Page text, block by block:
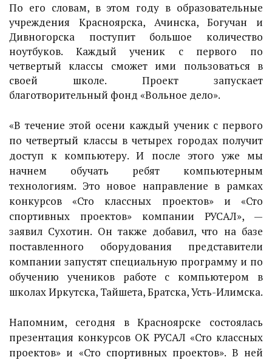
По его словам, в этом году в образовательные
учреждения Красноярска, Ачинска, Богучан и
Дивногорска поступит большое количество
ноутбуков. Каждый ученик с первого по
четвертый классы сможет ими пользоваться в
своей школе. Проект запускает
благотворительный фонд «Вольное дело».
«В течение этой осени каждый ученик с первого
по четвертый классы в четырех городах получит
доступ к компьютеру. И после этого уже мы
начнем обучать ребят компьютерным
технологиям. Это новое направление в рамках
конкурсов «Сто классных проектов» и «Сто
спортивных проектов» компании РУСАЛ», —
заявил Сухотин. Он также добавил, что на базе
поставленного оборудования представители
компании запустят специальную программу и по
обучению учеников работе с компьютером в
школах Иркутска, Тайшета, Братска, Усть-Илимска.
Напомним, сегодня в Красноярске состоялась
презентация конкурсов ОК РУСАЛ «Сто классных
проектов» и «Сто спортивных проектов». В ней